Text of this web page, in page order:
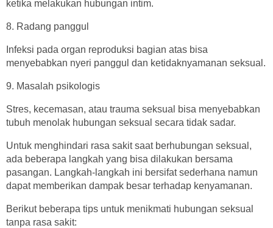
ketika melakukan hubungan intim.
8. Radang panggul
Infeksi pada organ reproduksi bagian atas bisa
menyebabkan nyeri panggul dan ketidaknyamanan seksual.
9. Masalah psikologis
Stres, kecemasan, atau trauma seksual bisa menyebabkan
tubuh menolak hubungan seksual secara tidak sadar.
Untuk menghindari rasa sakit saat berhubungan seksual,
ada beberapa langkah yang bisa dilakukan bersama
pasangan. Langkah-langkah ini bersifat sederhana namun
dapat memberikan dampak besar terhadap kenyamanan.
Berikut beberapa tips untuk menikmati hubungan seksual
tanpa rasa sakit: